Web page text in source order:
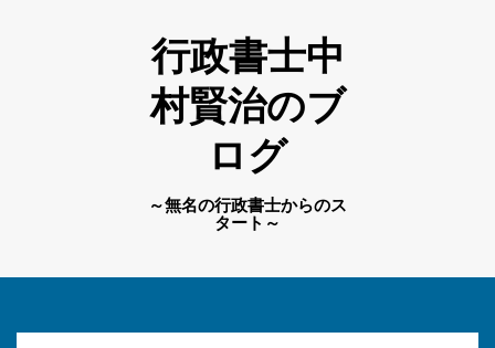
行政書士中
村賢治のブ
ログ
～無名の行政書士からのス
タート～